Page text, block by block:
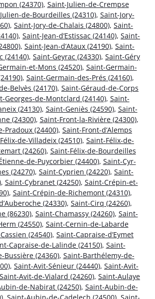
(24370), Saint-Julien-de-Crempse
de-Bourdeilles (24310), Saint-Jory-
, Saint-Jory-de-Chalais (24800), Saint-
, Saint-Jean-d’Estissac (24140), Saint-
, Saint-Jean-d’Ataux (24190), Saint-
(24140), Saint-Geyrac (24330), Saint-Géry
et-Mons (24520), Saint-Germain-
, Saint-Germain-des-Prés (24160),
Belvès (24170), Saint-Géraud-de-Corps
Georges-de-Montclard (24140), Saint-
(24130), Saint-Geniès (24590), Saint-
(24300), Saint-Front-la-Rivière (24300),
Pradoux (24400), Saint-Front-d’Alemps
de-Villadeix (24510), Saint-Félix-de-
(24260), Saint-Félix-de-Bourdeilles
de-Puycorbier (24400), Saint-Cyr-
(24270), Saint-Cyprien (24220), Saint-
, Saint-Cybranet (24250), Saint-Crépin-et-
, Saint-Crépin-de-Richemont (24310),
(24330), Saint-Cirq (24260),
(86230), Saint-Chamassy (24260), Saint-
(24550), Saint-Cernin-de-Labarde
(24540), Saint-Capraise-d’Eymet
Capraise-de-Lalinde (24150), Saint-
Bussière (24360), Saint-Barthélemy-de-
, Saint-Avit-Sénieur (24440), Saint-Avit-
Saint-Avit-de-Vialard (24260), Saint-Aulaye
de-Nabirat (24250), Saint-Aubin-de-